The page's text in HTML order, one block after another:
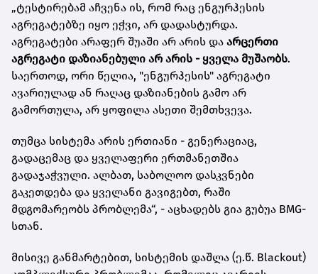
„ტესტირებამ აჩვენა ის, რომ რაც ენგურჰესის
აგრეგატებზე იყო ეჭვი, არ დადასტურდა.
აგრეგატები არაფერ შუაში არ არის და არცერთი
აგრეგატი დაზიანებული არ არის - ყველა მუშაობს.
საერთოდ, ორი წელია, "ენგურჰესის" აგრეგატი
ავარიულად ან რაღაც დაზიანების გამო არ
გამორთულა, არ ყოფილა ასეთი შემთხვევა.
თუმცა სისტემა არის ერთიანი - გენერაციაც,
გადაცემაც და ყველაფერი ერთმანეთშია
გადაჯაჭვული. ალბათ, საბოლოო დასკვნები
გაკეთდება და ყველანი გავიგებთ, რაში
მდგომარეობს პრობლემა“, - აცხადებს გია გუბუა BMG-
სთან.
მისივე განმარტებით, სისტემის დაშლა (ე.წ. Blackout)